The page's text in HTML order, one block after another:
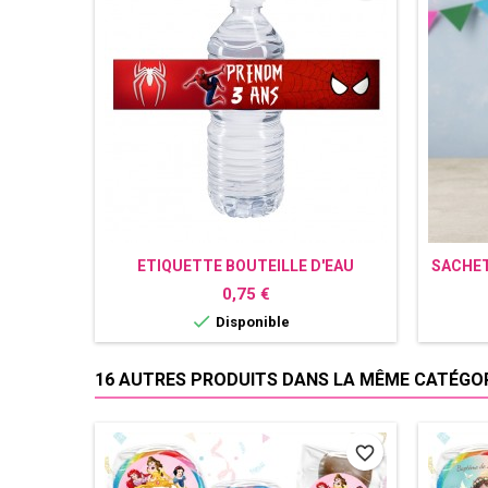
ETIQUETTE BOUTEILLE D'EAU
PERSONNALISÉE SPIDERMAN
Prix
0,75 €
 Disponible
16 AUTRES PRODUITS DANS LA MÊME
favorite_border